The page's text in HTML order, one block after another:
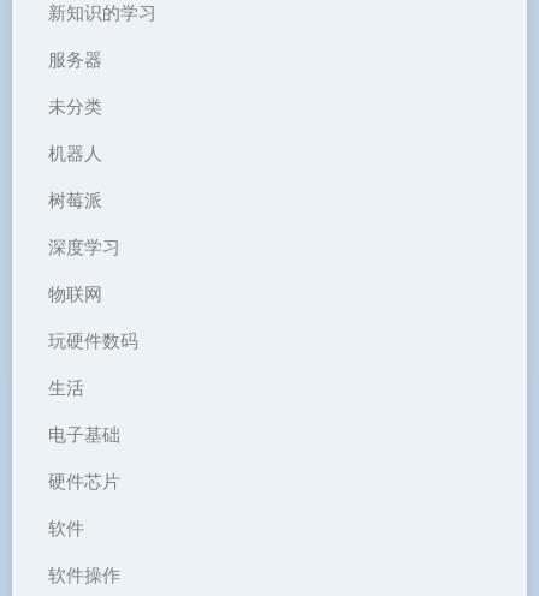
新知识的学习
服务器
未分类
机器人
树莓派
深度学习
物联网
玩硬件数码
生活
电子基础
硬件芯片
软件
软件操作